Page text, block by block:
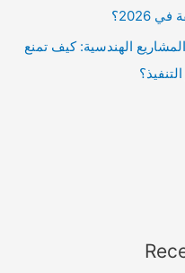
2026؟
المشاريع الهندسية: كيف تمنع